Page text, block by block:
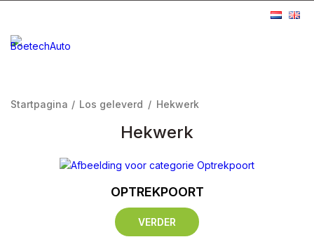
Startpagina / Los geleverd / Hekwerk
Hekwerk
OPTREKPOORT
VERDER